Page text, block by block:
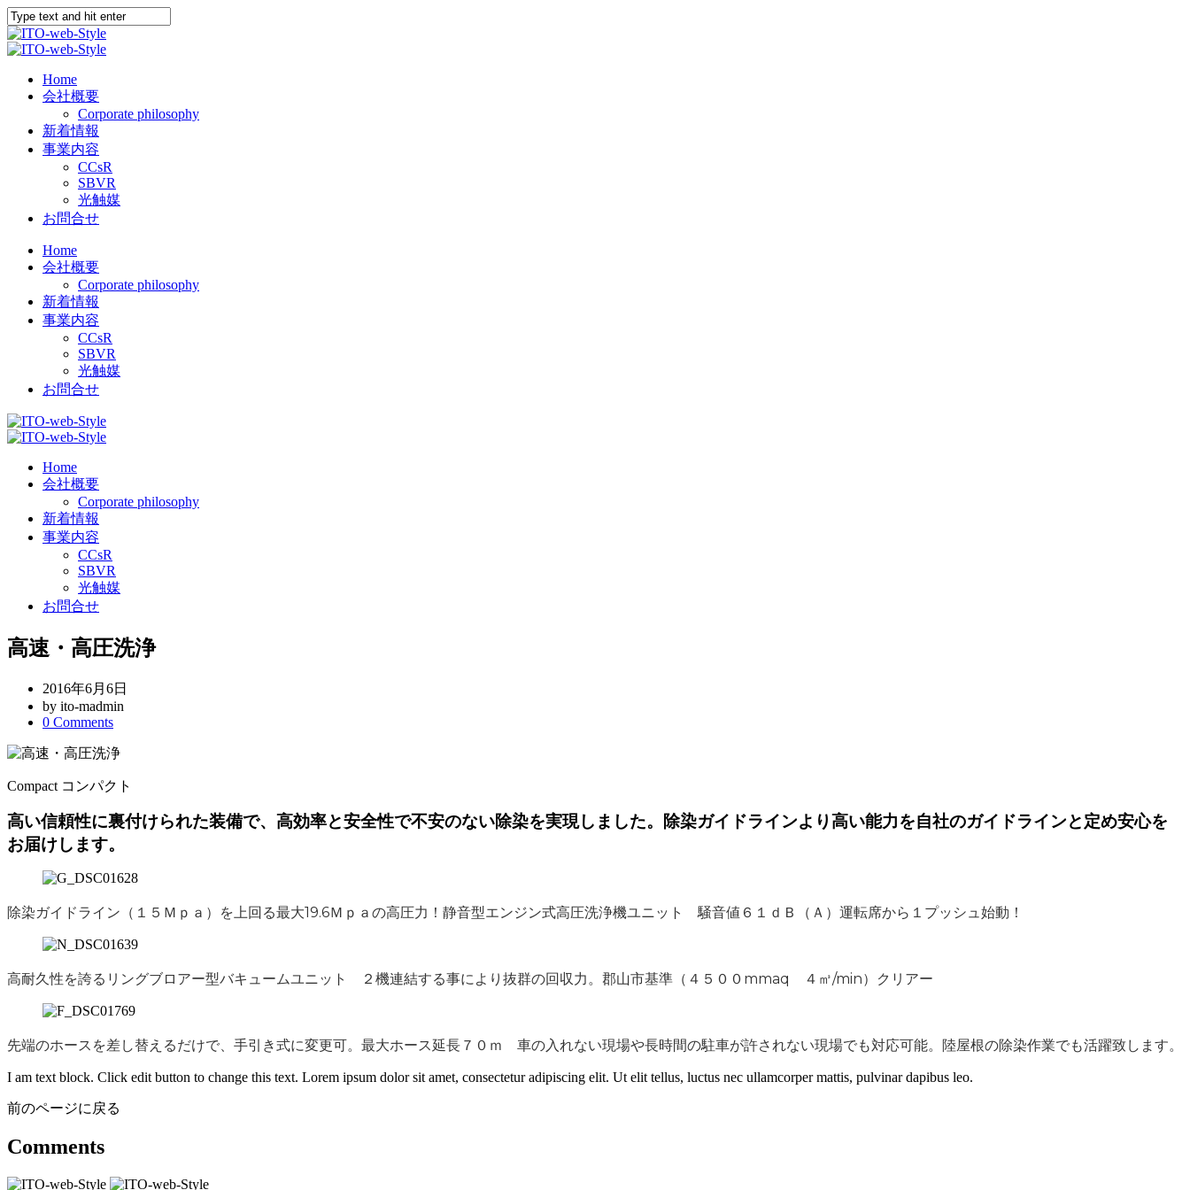
Home
会社概要
Corporate philosophy
新着情報
事業内容
CCsR
SBVR
光触媒
お問合せ
Home
会社概要
Corporate philosophy
新着情報
事業内容
CCsR
SBVR
光触媒
お問合せ
Home
会社概要
Corporate philosophy
新着情報
事業内容
CCsR
SBVR
光触媒
お問合せ
高速・高圧洗浄
2016年6月6日
by ito-madmin
0 Comments
Compact コンパクト
高い信頼性に裏付けられた装備で、高効率と安全性で不安のない除染を実現しました。除染ガイドラインより高い能力を自社のガイドラインと定め安心を
お届けします。
除染ガイドライン（１５Ｍｐａ）を上回る最大19.6Ｍｐａ の高圧力！静音型エンジン式高圧洗浄機ユニット 騒音値６１ｄＢ（Ａ） 運転席から１プッシュ始動！
高耐久性を誇る リングブロアー型バキュームユニット ２機連結する事により抜群の回収力。 郡山市基準（４５００mmaq ４㎥/min）クリアー
先端のホースを差し替えるだけで、 手引き式に変更可。 最大ホース延長７０ｍ 車の入れない現場や長時間の駐車が許されない現場でも対応可能。陸屋根の除染作業でも活躍致します。
I am text block. Click edit button to change this text. Lorem ipsum dolor sit amet, consectetur adipiscing elit. Ut elit tellus, luctus nec ullamcorper mattis, pulvinar dapibus leo.
前のページに戻る
Comments